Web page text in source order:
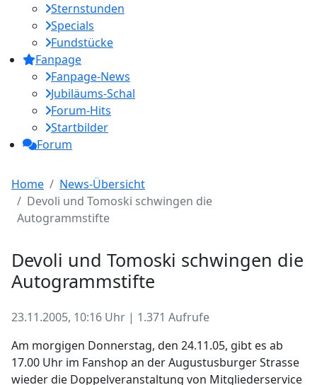
Sternstunden
Specials
Fundstücke
Fanpage
Fanpage-News
Jubiläums-Schal
Forum-Hits
Startbilder
Forum
Home
News-Übersicht
Devoli und Tomoski schwingen die
Autogrammstifte
Devoli und Tomoski schwingen die
Autogrammstifte
23.11.2005, 10:16 Uhr | 1.371 Aufrufe
Am morgigen Donnerstag, den 24.11.05, gibt es ab
17.00 Uhr im Fanshop an der Augustusburger Strasse
wieder die Doppelveranstaltung von Mitgliederservice